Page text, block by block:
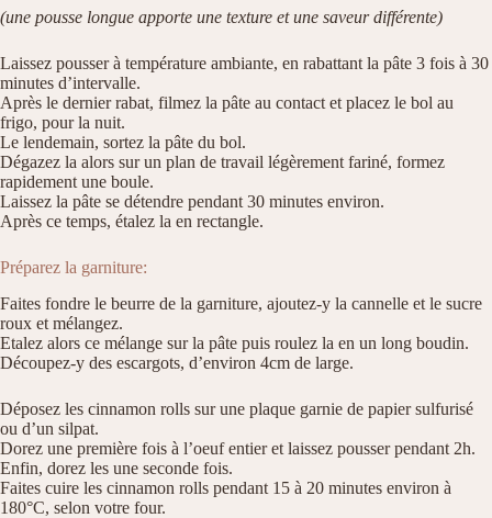
(une pousse longue apporte une texture et une saveur différente)
Laissez pousser à température ambiante, en rabattant la pâte 3 fois à 30
minutes d’intervalle.
Après le dernier rabat, filmez la pâte au contact et placez le bol au
frigo, pour la nuit.
Le lendemain, sortez la pâte du bol.
Dégazez la alors sur un plan de travail légèrement fariné, formez
rapidement une boule.
Laissez la pâte se détendre pendant 30 minutes environ.
Après ce temps, étalez la en rectangle.
Préparez la garniture:
Faites fondre le beurre de la garniture, ajoutez-y la cannelle et le sucre
roux et mélangez.
Etalez alors ce mélange sur la pâte puis roulez la en un long boudin.
Découpez-y des escargots, d’environ 4cm de large.
Déposez les cinnamon rolls sur une plaque garnie de papier sulfurisé
ou d’un silpat.
Dorez une première fois à l’oeuf entier et laissez pousser pendant 2h.
Enfin, dorez les une seconde fois.
Faites cuire les cinnamon rolls pendant 15 à 20 minutes environ à
180°C, selon votre four.